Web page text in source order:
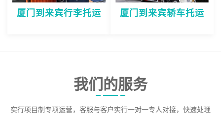
厦门到来宾行李托运 厦门到来宾轿车托运
我们的服务
实行项目制专项运营，客服与客户实行一对一专人对接，快速处理